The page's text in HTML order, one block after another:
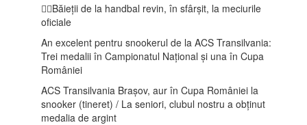
🤾‍♂️Băieții de la handbal revin, în sfârșit, la meciurile
oficiale
An excelent pentru snookerul de la ACS Transilvania:
Trei medalii în Campionatul Național și una în Cupa
României
ACS Transilvania Brașov, aur în Cupa României la
snooker (tineret) / La seniori, clubul nostru a obținut
medalia de argint